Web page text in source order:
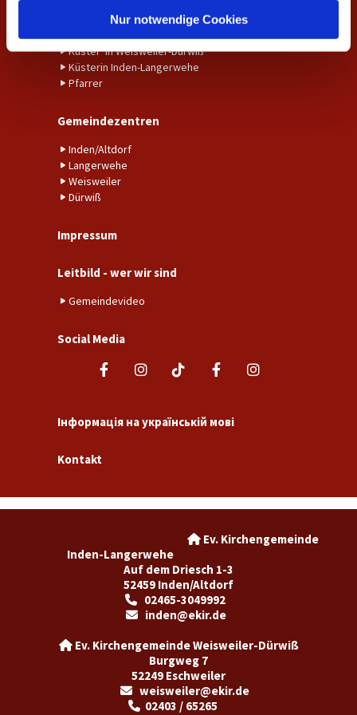
Nur notwendige Cookies
Gemeindebüro Inden-Langerwehe
Gemeindebüro Weisweiler-Dürwiß
Küster*in Weisweiler-Dürwiß
Küsterin Inden-Langerwehe
Pfarrer
Gemeindezentren
Inden/Altdorf
Langerwehe
Weisweiler
Dürwiß
Impressum
Leitbild - wer wir sind
Gemeindevideo
Social Media
Інформація на українській мові
Kontakt
Ev. Kirchengemeinde
Inden-Langerwehe
Auf dem Driesch 1-3
52459 Inden/Altdorf
02465-3049992
 inden@ekir.de
Ev. Kirchengemeinde Weisweiler-Dürwiß
Burgweg 7
52249 Eschweiler
weisweiler@ekir.de
02403 / 65265